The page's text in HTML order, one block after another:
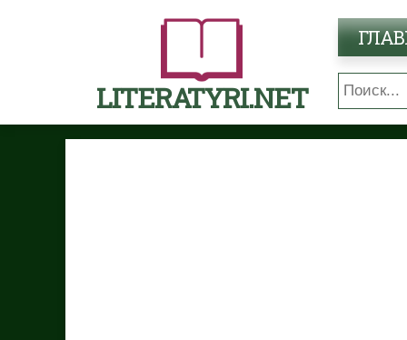
LITERATYRI.NET